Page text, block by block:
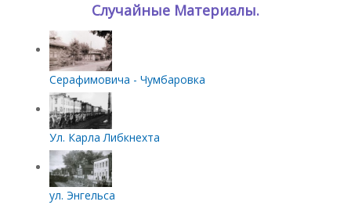
Случайные Материалы.
Серафимовича - Чумбаровка
Ул. Карла Либкнехта
ул. Энгельса